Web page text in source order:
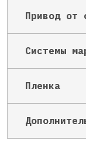
Привод от
Системы
Пленка